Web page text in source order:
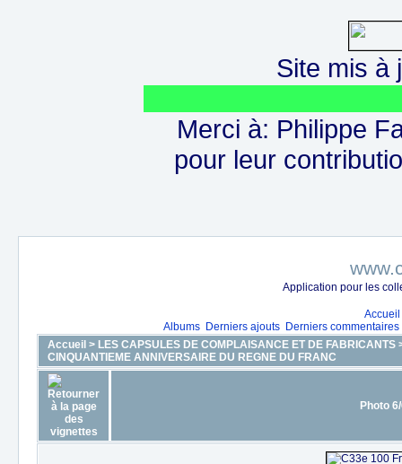
Site mis à
Merci à: Philippe
pour leur
Application pour les
Accueil
Albums Derniers ajouts Derniers commentaires
Accueil > LES CAPSULES DE COMPLAISANCE ET DE FABRICANTS
CINQUANTIEME ANNIVERSAIRE DU REGNE DU FRANC
Photo